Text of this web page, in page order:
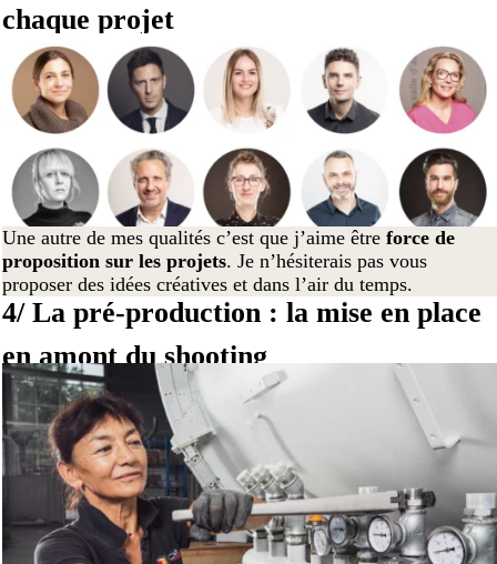
chaque projet
Une autre de mes qualités c’est que j’aime être force de
proposition sur les projets. Je n’hésiterais pas vous
proposer des idées créatives et dans l’air du temps.
4/ La pré-production : la mise en place
en amont du shooting